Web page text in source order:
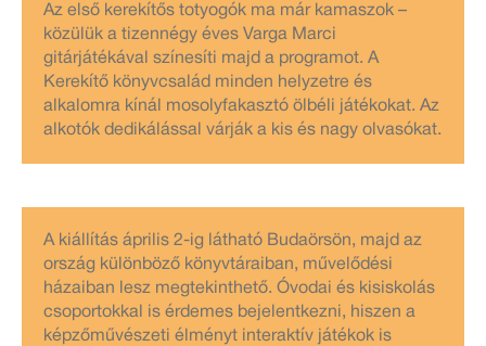
Az első kerekítős totyogók ma már kamaszok –
közülük a tizennégy éves Varga Marci
gitárjátékával színesíti majd a programot. A
Kerekítő könyvcsalád minden helyzetre és
alkalomra kínál mosolyfakasztó ölbéli játékokat. Az
alkotók dedikálással várják a kis és nagy olvasókat.
A kiállítás április 2-ig látható Budaörsön, majd az
ország különböző könyvtáraiban, művelődési
házaiban lesz megtekinthető. Óvodai és kisiskolás
csoportokkal is érdemes bejelentkezni, hiszen a
képzőművészeti élményt interaktív játékok is